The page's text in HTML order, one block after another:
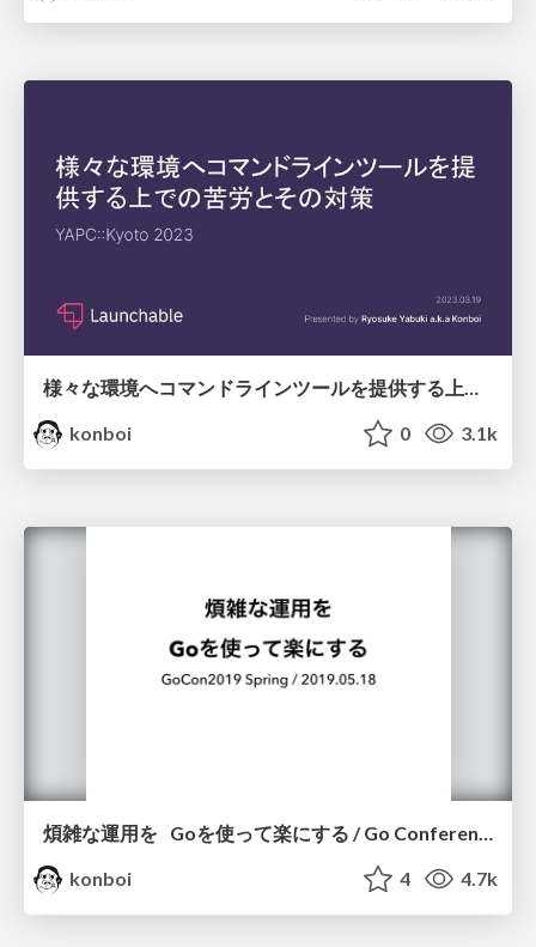
konboi
0 3.1k
煩雑な運用を Goを使って楽にする / Go Conference 2019 Spring
konboi
4 4.7k